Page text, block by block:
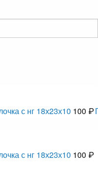
с нг 18х23х10 100 ₽
с нг 18х23х10 100 ₽